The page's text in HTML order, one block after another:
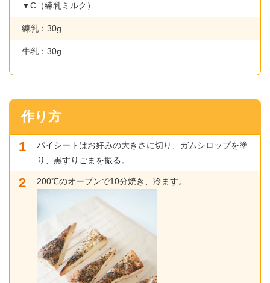
▼C（練乳ミルク）
練乳：30g
牛乳：30g
作り方
パイシートはお好みの大きさに切り、ガムシロップを塗
り、黒すりごまを振る。
200℃のオーブンで10分焼き、冷ます。